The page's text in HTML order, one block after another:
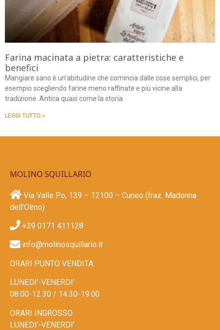
Farina macinata a pietra: caratteristiche e
benefici
Mangiare sano è un’abitudine che comincia dalle cose semplici, per
esempio scegliendo farine meno raffinate e più vicine alla
tradizione. Antica quasi come la storia
LEGGI TUTTO »
MOLINO SQUILLARIO
Via Valle Po, 139 – 12100 – Cuneo (fraz. Madonna
dell’Olmo)
+39 0171 411128​
info@molinosquillario.it
ORARI PUNTO VENDITA:
LUNEDI’-VENERDI’
08.00-12.30 / 14.30-19.00
ORARI INGROSSO
LUNEDI’-VENERDI’